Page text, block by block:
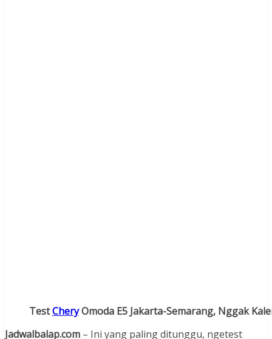
TestCheryOmoda E5 Jakarta-Semarang, Nggak
Jadwalbalap.com – Ini yang paling ditunggu, ngetest